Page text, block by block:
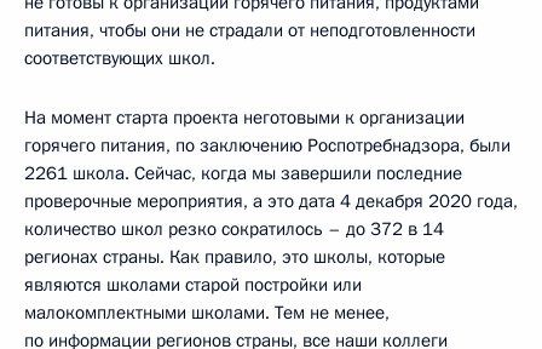
питания, чтобы они не страдали от неподготовленности
соответствующих школ.
На момент старта проекта неготовыми к организации
горячего питания, по заключению Роспотребнадзора, были
2261 школа. Сейчас, когда мы завершили последние
проверочные мероприятия, а это дата 4 декабря 2020 года,
количество школ резко сократилось – до 372 в 14
регионах страны. Как правило, это школы, которые
являются школами старой постройки или
малокомплектными школами. Тем не менее,
по информации регионов страны, все наши коллеги